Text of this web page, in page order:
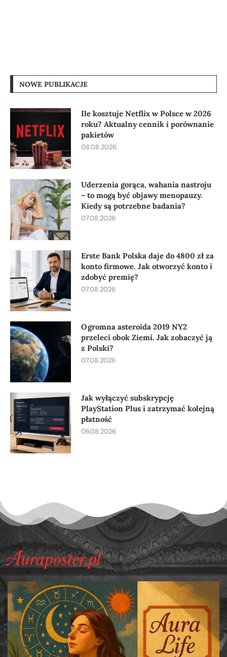
NOWE PUBLIKACJE
Ile kosztuje Netflix w Polsce w 2026
roku? Aktualny cennik i porównanie
pakietów
08.08.2026
Uderzenia gorąca, wahania nastroju
– to mogą być objawy menopauzy.
Kiedy są potrzebne badania?
07.08.2026
Erste Bank Polska daje do 4800 zł za
konto firmowe. Jak otworzyć konto i
zdobyć premię?
07.08.2026
Ogromna asteroida 2019 NY2
przeleci obok Ziemi. Jak zobaczyć ją
z Polski?
07.08.2026
Jak wyłączyć subskrypcję
PlayStation Plus i zatrzymać kolejną
płatność
06.08.2026